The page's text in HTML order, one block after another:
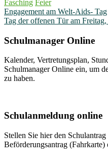
Fasching Feier
Beitragsnavigation
Engagement am Welt-Aids- Tag
Tag der offenen Tür am
Schulmanager Online
Kalender, Vertretungsplan,
Schulmanager Online ein, um
zu haben.
Schulanmeldung online
Stellen Sie hier den
Beförderungsantrag